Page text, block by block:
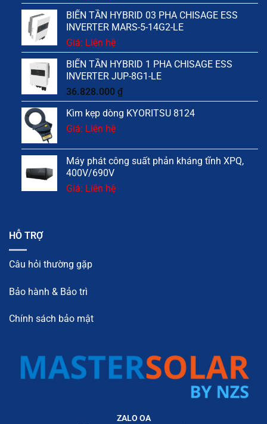
BIẾN TẦN HYBRID 03 PHA CHISAGE ESS
INVERTER MARS-5-14G2-LE
Giá: Liên hệ
BIẾN TẦN HYBRID 1 PHA CHISAGE ESS
INVERTER JUP-8G1-LE
36.828.000 ₫
Kìm kẹp dòng KYORITSU 8124
Giá: Liên hệ
Máy phát công suất phản kháng tĩnh XPQ,
400V/690V
Giá: Liên hệ
HỖ TRỢ
Câu hỏi thường gặp
Bảo hành & Bảo trì
Chính sách bảo mật
ZALO OA